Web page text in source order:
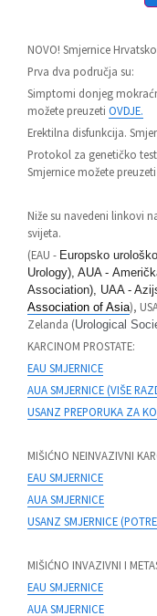
NOVO! Smjernice
Prva dva područja su:
Simptomi donjeg
možete preuzeti OVDJE.
Erektilna disfunkcija.
Protokol za genetičko
Smjernice možete preuzeti
Niže su navedeni linkovi
svijeta.
(EAU - Europsko
Urology), AUA -
Association), UAA -
Association of Asia),
Zelanda (Urological
KARCINOM PROSTATE:
EAU SMJERNICE
AUA SMJERNICE (VIŠE
USANZ PREPORUKA ZA
MIŠIĆNO NEINVAZIVNI
EAU SMJERNICE
AUA SMJERNICE
USANZ SMJERNICE
MIŠIĆNO INVAZIVNI I
EAU SMJERNICE
AUA SMJERNICE